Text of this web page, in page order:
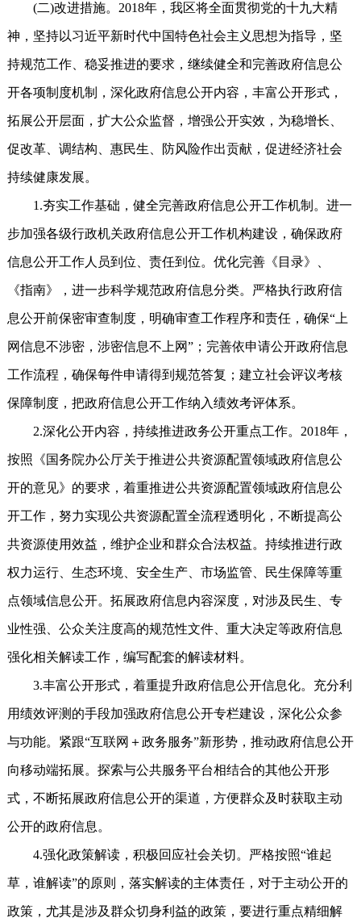
(二)改进措施。2018年，我区将全面贯彻党的十九大精
神，坚持以习近平新时代中国特色社会主义思想为指导，坚
持规范工作、稳妥推进的要求，继续健全和完善政府信息公
开各项制度机制，深化政府信息公开内容，丰富公开形式，
拓展公开层面，扩大公众监督，增强公开实效，为稳增长、
促改革、调结构、惠民生、防风险作出贡献，促进经济社会
持续健康发展。
1.夯实工作基础，健全完善政府信息公开工作机制。进一
步加强各级行政机关政府信息公开工作机构建设，确保政府
信息公开工作人员到位、责任到位。优化完善《目录》、
《指南》，进一步科学规范政府信息分类。严格执行政府信
息公开前保密审查制度，明确审查工作程序和责任，确保“上
网信息不涉密，涉密信息不上网”；完善依申请公开政府信息
工作流程，确保每件申请得到规范答复；建立社会评议考核
保障制度，把政府信息公开工作纳入绩效考评体系。
2.深化公开内容，持续推进政务公开重点工作。2018年，
按照《国务院办公厅关于推进公共资源配置领域政府信息公
开的意见》的要求，着重推进公共资源配置领域政府信息公
开工作，努力实现公共资源配置全流程透明化，不断提高公
共资源使用效益，维护企业和群众合法权益。持续推进行政
权力运行、生态环境、安全生产、市场监管、民生保障等重
点领域信息公开。拓展政府信息内容深度，对涉及民生、专
业性强、公众关注度高的规范性文件、重大决定等政府信息
强化相关解读工作，编写配套的解读材料。
3.丰富公开形式，着重提升政府信息公开信息化。充分利
用绩效评测的手段加强政府信息公开专栏建设，深化公众参
与功能。紧跟“互联网＋政务服务”新形势，推动政府信息公开
向移动端拓展。探索与公共服务平台相结合的其他公开形
式，不断拓展政府信息公开的渠道，方便群众及时获取主动
公开的政府信息。
4.强化政策解读，积极回应社会关切。严格按照“谁起
草，谁解读”的原则，落实解读的主体责任，对于主动公开的
政策，尤其是涉及群众切身利益的政策，要进行重点精细解